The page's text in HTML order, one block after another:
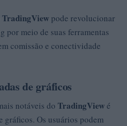
TradingView pode revolucionar
por meio de suas ferramentas
comissão e conectividade
de gráficos
notáveis do TradingViewé
gráficos. Os usuários podem